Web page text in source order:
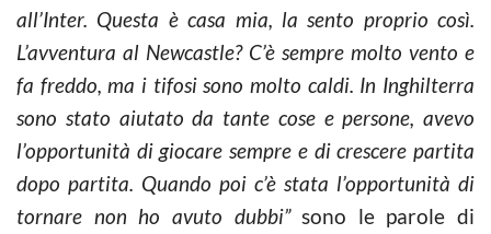
all’Inter. Questa è casa mia, la sento proprio così.
L’avventura al Newcastle? C’è sempre molto vento e
fa freddo, ma i tifosi sono molto caldi. In Inghilterra
sono stato aiutato da tante cose e persone, avevo
l’opportunità di giocare sempre e di crescere partita
dopo partita. Quando poi c’è stata l’opportunità di
tornare non ho avuto dubbi”sono le parole di